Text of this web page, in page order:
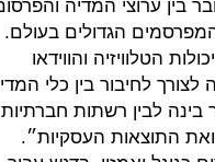
בין ערוצי המדיה
הגדולים בעולם.
הטלוויזיה והווידאו
לחיבור בין כלי
בינה לבין רשתות חברתיות
התוצאות העסקיות״.